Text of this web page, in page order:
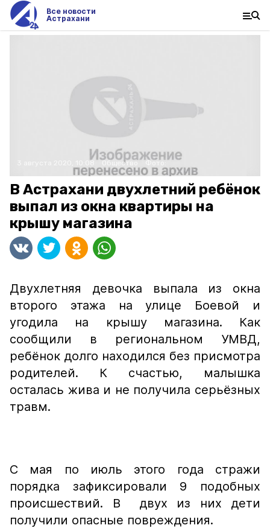
Все новости
Астрахани
3 августа 2020, 10:08 Общество Фото:
В Астрахани двухлетний ребёнок
выпал из окна квартиры на
крышу магазина
Двухлетняя девочка выпала из окна
второго этажа на улице Боевой и
угодила на крышу магазина. Как
сообщили в региональном УМВД,
ребёнок долго находился без присмотра
родителей. К счастью, малышка
осталась жива и не получила серьёзных
травм.
С мая по июль этого года стражи
порядка зафиксировали 9 подобных
происшествий. В двух из них дети
получили опасные повреждения.